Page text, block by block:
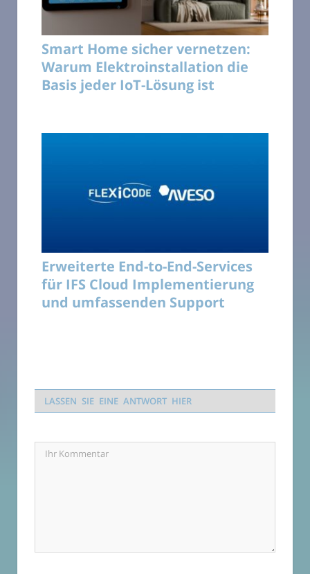
Smart Home sicher vernetzen:
Warum Elektroinstallation die
Basis jeder IoT-Lösung ist
Erweiterte End-to-End-Services
für IFS Cloud Implementierung
und umfassenden Support
LASSEN SIE EINE ANTWORT HIER